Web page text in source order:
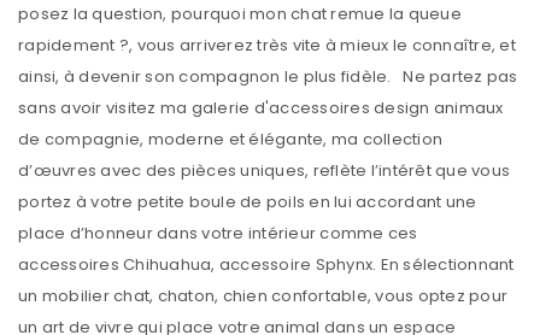
posez la question, pourquoi mon chat remue la queue
rapidement ?, vous arriverez très vite à mieux le connaître, et
ainsi, à devenir son compagnon le plus fidèle. Ne partez pas
sans avoir visitez ma galerie d'accessoires design animaux
de compagnie, moderne et élégante, ma collection
d’œuvres avec des pièces uniques, reflète l’intérêt que vous
portez à votre petite boule de poils en lui accordant une
place d’honneur dans votre intérieur comme ces
accessoires Chihuahua, accessoire Sphynx. En sélectionnant
un mobilier chat, chaton, chien confortable, vous optez pour
un art de vivre qui place votre animal dans un espace